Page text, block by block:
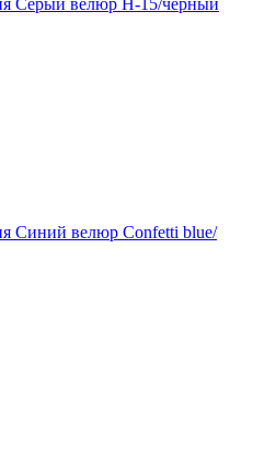
Серый велюр H-15/черный
Синий велюр Confetti blue/